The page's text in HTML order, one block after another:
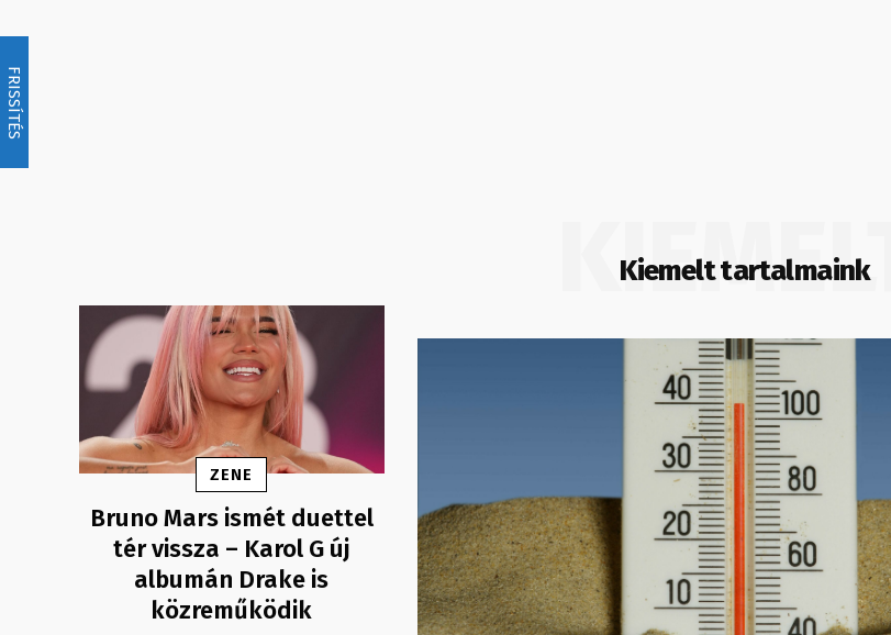
FRISSÍTÉS
Kiemelt tartalmaink
KIEMELT
ZENE
Bruno Mars ismét duettel
tér vissza – Karol G új
albumán Drake is
közreműködik